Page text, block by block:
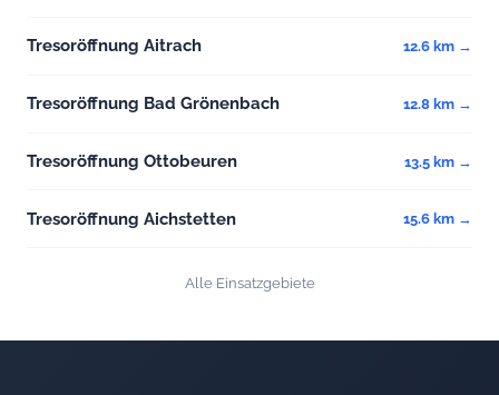
Tresoröffnung Aitrach 12.6 km →
Tresoröffnung Bad Grönenbach 12.8 km →
Tresoröffnung Ottobeuren 13.5 km →
Tresoröffnung Aichstetten 15.6 km →
Alle Einsatzgebiete